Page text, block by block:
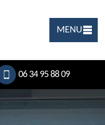
MENU
06 34 95 88 09